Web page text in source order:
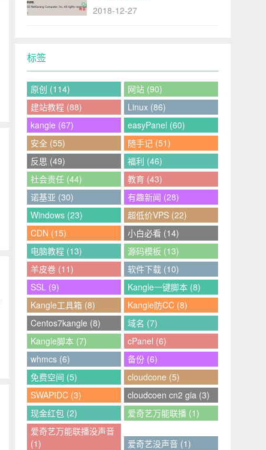
2018-12-27
标签
原创 (114)
网站 (90)
建站教程 (88)
Linux (86)
kangle (67)
easyPanel (60)
安全 (55)
随手记 (51)
反思 (49)
福利 (46)
社会责任 (44)
教育 (43)
诺基亚 (30)
有趣新闻 (28)
Windows (23)
超低价VPS (22)
CDN (15)
小白必看 (14)
电脑教程 (13)
源码模板 (13)
羊皮卷 (11)
软件下载 (10)
SSL (9)
Kangle一键脚本 (8)
Kangle工具箱 (8)
Kangle防CC (8)
Centos7kangle (8)
域名 (7)
Kangle脚本 (7)
cPanel (6)
whmcs (6)
备份 (6)
免费空间 (5)
cloudcone (5)
SWAPIDC (3)
cloudcoen cn2 gia (3)
现金红包 (2)
爱奇艺万能联播 (1)
爱奇艺万能联播没声音
(1)
爱奇艺没声音 (1)